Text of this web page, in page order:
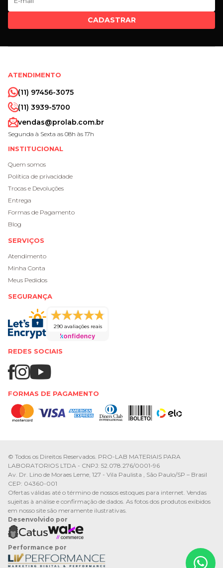
CADASTRAR
ATENDIMENTO
(11) 97456-3075
(11) 3939-5700
vendas@prolab.com.br
Segunda à Sexta as 08h às 17h
INSTITUCIONAL
Quem somos
Política de privacidade
Trocas e Devoluções
Entrega
Formas de Pagamento
Blog
SERVIÇOS
Atendimento
Minha Conta
Meus Pedidos
SEGURANÇA
290 avaliações reais
REDES SOCIAIS
FORMAS DE PAGAMENTO
© Todos os Direitos Reservados. PRO-LAB MATERIAIS PARA
LABORATORIOS LTDA - CNPJ: 52.078.276/0001-96
Av. Dr. Lino de Moraes Leme, 127 - Vila Paulista , São Paulo/SP – Brasil
CEP: 04360-001
Ofertas válidas até o término de nossos estoques para internet. Vendas
sujeitas à análise e confirmação de dados. As fotos dos produtos exibidos
em nosso site são meramente ilustrativas.
Desenvolvido por
Performance por